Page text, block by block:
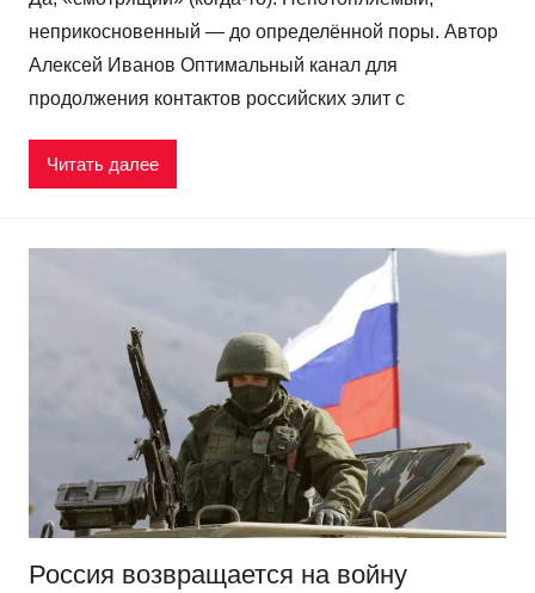
неприкосновенный — до определённой поры. Автор
Алексей Иванов Оптимальный канал для
продолжения контактов российских элит с
Читать далее
Россия возвращается на войну